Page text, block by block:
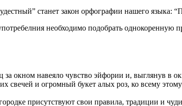
станет закон орфографии нашего языка:
необходимо подобрать
навеяло чувство эйфории и, выглянув в
и огромный букет алых роз, ко всему
присутствуют свои правила, традиции и